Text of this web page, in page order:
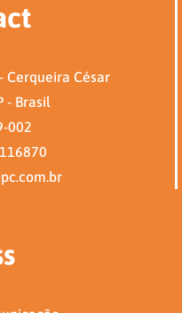
Cerqueira César
- Brasil
002